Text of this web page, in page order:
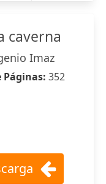
caverna
Imaz
Páginas: 352